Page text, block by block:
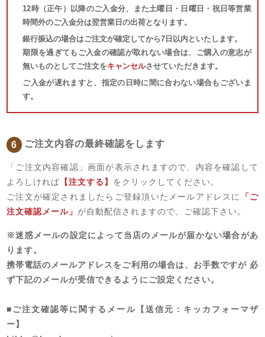
12時（正午）以降のご入金分、また土曜日・日曜日・祝日等営業
時間外のご入金分は翌営業日の出荷となります。
銀行振込の場合はご注文が確定してから7日以内といたします。
期限を過ぎてもご入金の確認が取れない場合は、ご購入の意志が
無いものとしてご注文をキャンセルさせていただきます。
ご入金が遅れますと、指定の日時に間に合わない場合もございま
す。
6 ご注文内容の最終確認をします
「ご注文内容確認」画面が表示されますので、内容を確認して
よろしければ 【注文する】 をクリックしてください。
ご注文が確定されましたらご登録頂いたメールアドレスに
「ご
注文確認メール」 が自動配信されますので、ご確認下さい。
※迷惑メールの設定によって当店のメールが届かない場合があ
ります。
携帯電話のメールアドレスをご利用の場合は、お手数ですが 必
ず下記のメールが受信できるようにご設定ください。
■ご注文確認等に関するメール【送信元：キッカフォーマザ
ー】